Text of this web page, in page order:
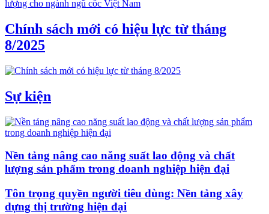
Chính sách mới có hiệu lực từ tháng
8/2025
Sự kiện
Nền tảng nâng cao năng suất lao động và chất
lượng sản phẩm trong doanh nghiệp hiện đại
Tôn trọng quyền người tiêu dùng: Nền tảng xây
dựng thị trường hiện đại